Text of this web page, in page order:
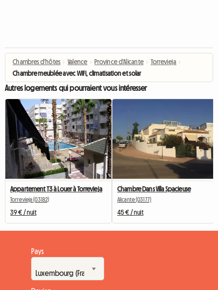
Chambres d'hôtes › Valence › Province d'Alicante › Torrevieja ›
Chambre meublée avec WiFi, climatisation et solarium
Autres logements qui pourraient vous intéresser
Appartement T3 à Louer à Torrevieja
Torrevieja (03182)
39 € / nuit
Chambre Dans Villa Spacieuse
Alicante (03177)
45 € / nuit
Pays